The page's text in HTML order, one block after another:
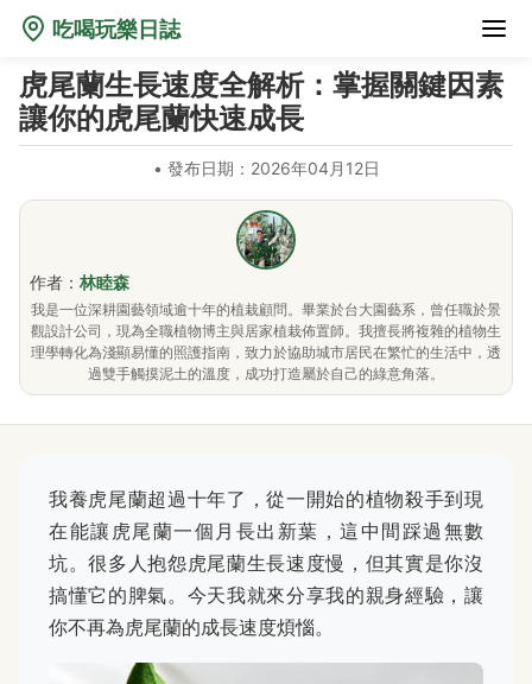
吃喝玩樂日誌
虎尾蘭生長速度全解析：掌握關鍵因素
讓你的虎尾蘭快速成長
• 發布日期：2026年04月12日
作者： 林睦森
我是一位深耕園藝領域逾十年的植栽顧問。畢業於台大園藝系，曾任職於景
觀設計公司，現為全職植物博主與居家植栽佈置師。我擅長將複雜的植物生
理學轉化為淺顯易懂的照護指南，致力於協助城市居民在繁忙的生活中，透
過雙手觸摸泥土的溫度，成功打造屬於自己的綠意角落。
我養虎尾蘭超過十年了，從一開始的植物殺手到現
在能讓虎尾蘭一個月長出新葉，這中間踩過無數
坑。很多人抱怨虎尾蘭生長速度慢，但其實是你沒
搞懂它的脾氣。今天我就來分享我的親身經驗，讓
你不再為虎尾蘭的成長速度煩惱。